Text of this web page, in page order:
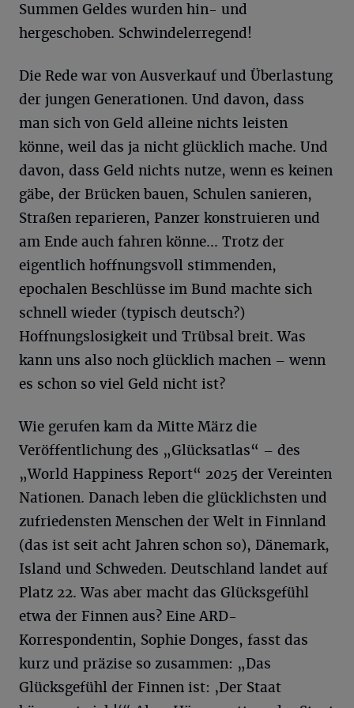
Summen Geldes wurden hin- und
hergeschoben. Schwindelerregend!
Die Rede war von Ausverkauf und Überlastung
der jungen Generationen. Und davon, dass
man sich von Geld alleine nichts leisten
könne, weil das ja nicht glücklich mache. Und
davon, dass Geld nichts nutze, wenn es keinen
gäbe, der Brücken bauen, Schulen sanieren,
Straßen reparieren, Panzer konstruieren und
am Ende auch fahren könne… Trotz der
eigentlich hoffnungsvoll stimmenden,
epochalen Beschlüsse im Bund machte sich
schnell wieder (typisch deutsch?)
Hoffnungslosigkeit und Trübsal breit. Was
kann uns also noch glücklich machen – wenn
es schon so viel Geld nicht ist?
Wie gerufen kam da Mitte März die
Veröffentlichung des „Glücksatlas“ – des
„World Happiness Report“ 2025 der Vereinten
Nationen. Danach leben die glücklichsten und
zufriedensten Menschen der Welt in Finnland
(das ist seit acht Jahren schon so), Dänemark,
Island und Schweden. Deutschland landet auf
Platz 22. Was aber macht das Glücksgefühl
etwa der Finnen aus? Eine ARD-
Korrespondentin, Sophie Donges, fasst das
kurz und präzise so zusammen: „Das
Glücksgefühl der Finnen ist: ‚Der Staat